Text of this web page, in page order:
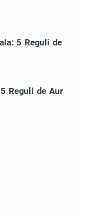
5 Reguli de
Reguli de Aur